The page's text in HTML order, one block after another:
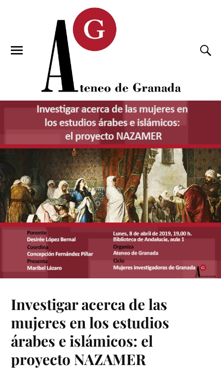
Investigar acerca de las
mujeres en los estudios
árabes e islámicos: el
proyecto NAZAMER